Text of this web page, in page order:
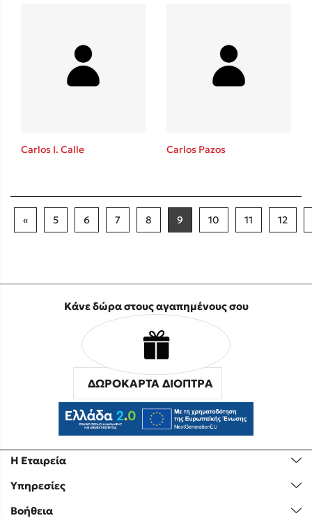
Carlos I. Calle Carlos Pazos
« 5 6 7 8 9 10 11 12
Η Εταιρεία
Υπηρεσίες
Βοήθεια
Κάνε δώρα στους αγαπημένους σου
ΔΩΡΟΚΑΡΤΑ ΔΙΟΠΤΡΑ